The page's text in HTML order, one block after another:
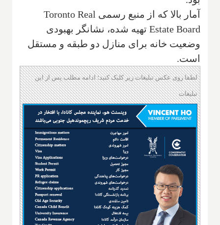
آمار بالا که از منبع رسمی Toronto Real
Estate Board تهیه شده، نشانگر بهبودی
وضعیت خانه برای منازل دو طبقه و مستقل
است.
لطفا روی عکس تبلیغات زیر کلیک کنید؛ ادامه مطلب پس از این
تبلیغات